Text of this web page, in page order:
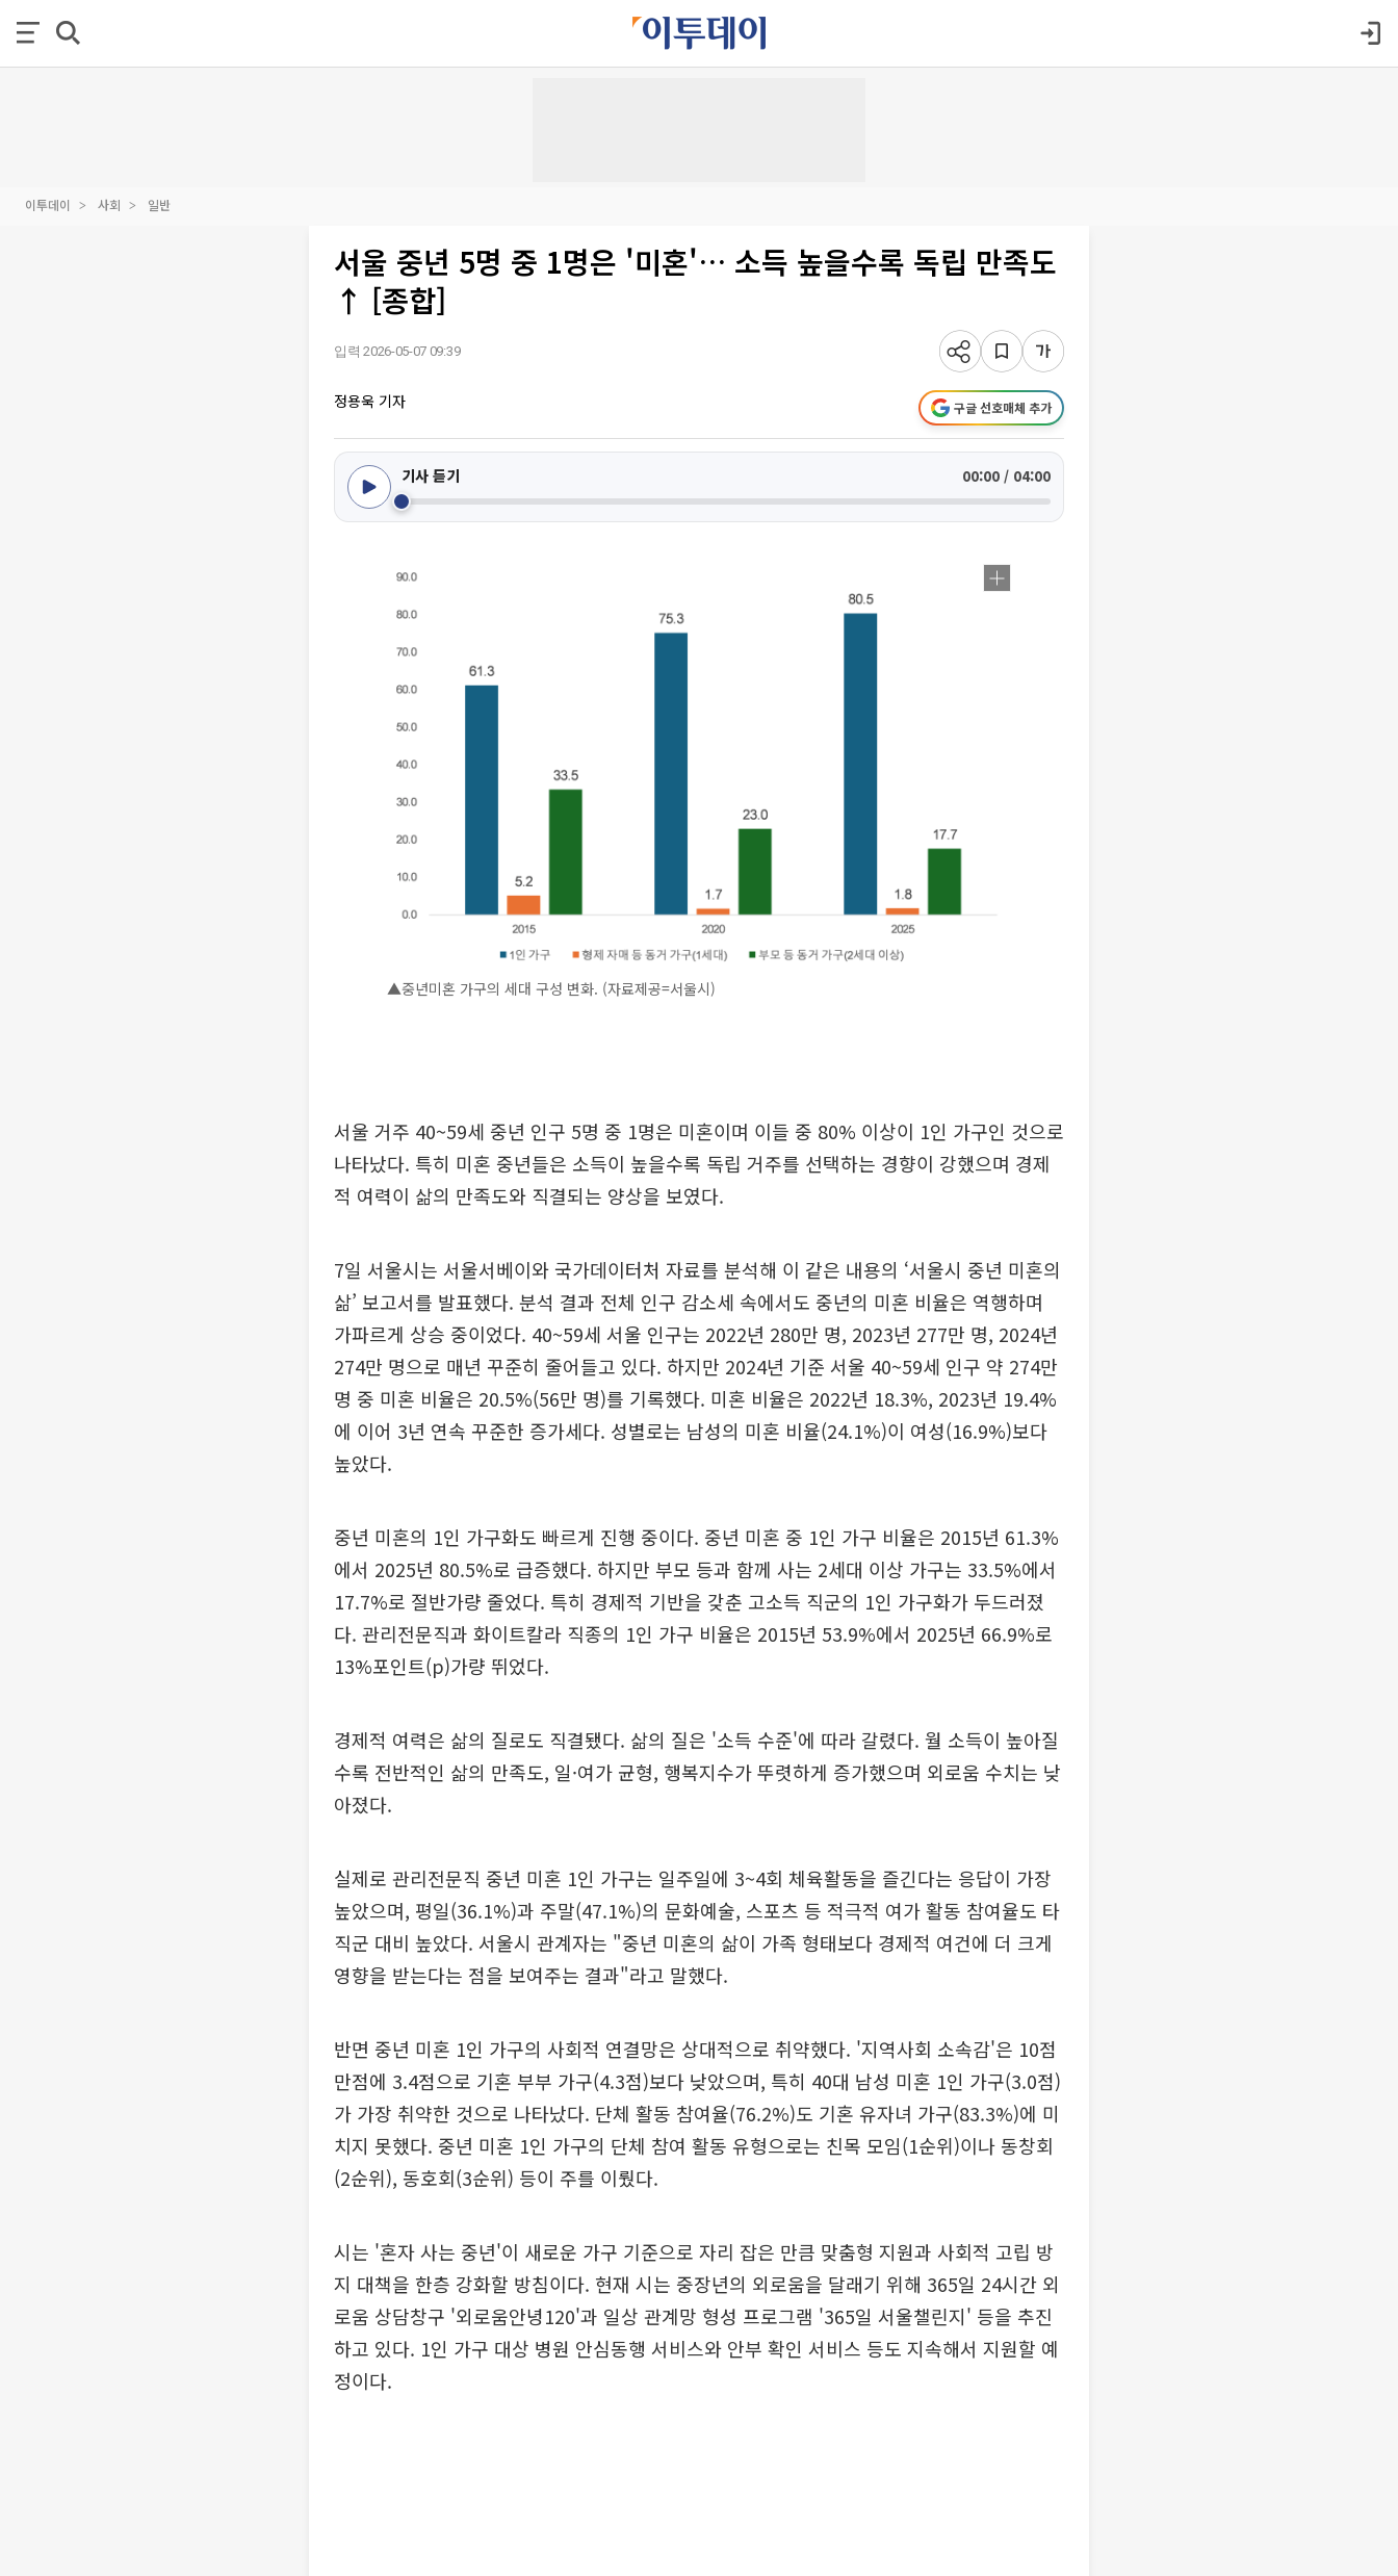
이투데이 사회 일반
서울 중년 5명 중 1명은 '미혼'… 소득 높을수록 독립 만족도
↑ [종합]
입력 2026-05-07 09:39
정용욱 기자 구글 선호매체 추가
기사 듣기 00:00 / 04:00
▲중년미혼 가구의 세대 구성 변화. (자료제공=서울시)
서울 거주 40~59세 중년 인구 5명 중 1명은 미혼이며 이들 중 80% 이상이 1인 가구인 것으로
나타났다. 특히 미혼 중년들은 소득이 높을수록 독립 거주를 선택하는 경향이 강했으며 경제
적 여력이 삶의 만족도와 직결되는 양상을 보였다.
7일 서울시는 서울서베이와 국가데이터처 자료를 분석해 이 같은 내용의 ‘서울시 중년 미혼의
삶’ 보고서를 발표했다. 분석 결과 전체 인구 감소세 속에서도 중년의 미혼 비율은 역행하며
가파르게 상승 중이었다. 40~59세 서울 인구는 2022년 280만 명, 2023년 277만 명, 2024년
274만 명으로 매년 꾸준히 줄어들고 있다. 하지만 2024년 기준 서울 40~59세 인구 약 274만
명 중 미혼 비율은 20.5%(56만 명)를 기록했다. 미혼 비율은 2022년 18.3%, 2023년 19.4%
에 이어 3년 연속 꾸준한 증가세다. 성별로는 남성의 미혼 비율(24.1%)이 여성(16.9%)보다
높았다.
중년 미혼의 1인 가구화도 빠르게 진행 중이다. 중년 미혼 중 1인 가구 비율은 2015년 61.3%
에서 2025년 80.5%로 급증했다. 하지만 부모 등과 함께 사는 2세대 이상 가구는 33.5%에서
17.7%로 절반가량 줄었다. 특히 경제적 기반을 갖춘 고소득 직군의 1인 가구화가 두드러졌
다. 관리전문직과 화이트칼라 직종의 1인 가구 비율은 2015년 53.9%에서 2025년 66.9%로
13%포인트(p)가량 뛰었다.
경제적 여력은 삶의 질로도 직결됐다. 삶의 질은 '소득 수준'에 따라 갈렸다. 월 소득이 높아질
수록 전반적인 삶의 만족도, 일·여가 균형, 행복지수가 뚜렷하게 증가했으며 외로움 수치는 낮
아졌다.
실제로 관리전문직 중년 미혼 1인 가구는 일주일에 3~4회 체육활동을 즐긴다는 응답이 가장
높았으며, 평일(36.1%)과 주말(47.1%)의 문화예술, 스포츠 등 적극적 여가 활동 참여율도 타
직군 대비 높았다. 서울시 관계자는 "중년 미혼의 삶이 가족 형태보다 경제적 여건에 더 크게
영향을 받는다는 점을 보여주는 결과"라고 말했다.
반면 중년 미혼 1인 가구의 사회적 연결망은 상대적으로 취약했다. '지역사회 소속감'은 10점
만점에 3.4점으로 기혼 부부 가구(4.3점)보다 낮았으며, 특히 40대 남성 미혼 1인 가구(3.0점)
가 가장 취약한 것으로 나타났다. 단체 활동 참여율(76.2%)도 기혼 유자녀 가구(83.3%)에 미
치지 못했다. 중년 미혼 1인 가구의 단체 참여 활동 유형으로는 친목 모임(1순위)이나 동창회
(2순위), 동호회(3순위) 등이 주를 이뤘다.
시는 '혼자 사는 중년'이 새로운 가구 기준으로 자리 잡은 만큼 맞춤형 지원과 사회적 고립 방
지 대책을 한층 강화할 방침이다. 현재 시는 중장년의 외로움을 달래기 위해 365일 24시간 외
로움 상담창구 '외로움안녕120'과 일상 관계망 형성 프로그램 '365일 서울챌린지' 등을 추진
하고 있다. 1인 가구 대상 병원 안심동행 서비스와 안부 확인 서비스 등도 지속해서 지원할 예
정이다.